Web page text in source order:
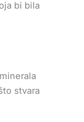
bi bila
stvara